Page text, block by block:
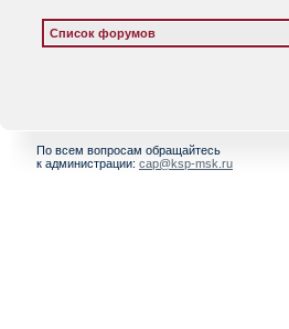
Список форумов
По всем вопросам обращайтесь
к администрации: cap@ksp-msk.ru